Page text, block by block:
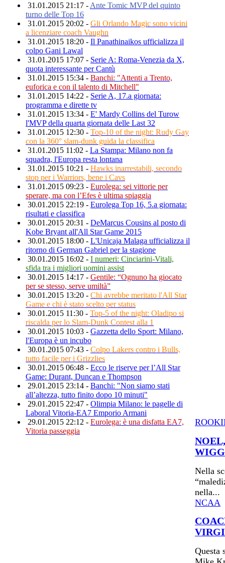
31.01.2015 21:17 - Ante Tomic MVP del quinto
turno delle Top 16
31.01.2015 20:02 - Gli Orlando Magic sono vicini
a licenziare coach Vaughn
31.01.2015 18:20 - Il Panathinaikos ufficializza il
colpo Gani Lawal
31.01.2015 17:07 - Serie A: Roma-Venezia da X,
quota interessante per Cantù
31.01.2015 15:34 - Banchi: "Attenti a Trento,
euforica e con il talento di Mitchell"
31.01.2015 14:22 - Serie A, 17.a giornata:
programma e dirette tv
31.01.2015 13:34 - E' Mardy Collins del Turow
l'MVP della quarta giornata delle Last 32
31.01.2015 12:30 - Top-10 of the night: Rudy Gay
con la 360° slam-dunk guida la classifica
31.01.2015 11:02 - La Stampa: Milano non fa
squadra, l'Europa resta lontana
31.01.2015 10:21 - Hawks inarrestabili, secondo
stop per i Warriors, bene i Cavs
31.01.2015 09:23 - Eurolega: sei vittorie per
sperare, ma con l’Efes è ultima spiaggia
30.01.2015 22:19 - Eurolega Top 16, 5.a giornata:
risultati e classifica
30.01.2015 20:31 - DeMarcus Cousins al posto di
Kobe Bryant all'All Star Game 2015
30.01.2015 18:00 - L'Unicaja Malaga ufficializza il
ritorno di German Gabriel per la stagione
30.01.2015 16:02 - I numeri: Cinciarini-Vitali,
sfida tra i migliori uomini assist
30.01.2015 14:17 - Gentile: “Ognuno ha giocato
per se stesso, serve umiltà”
30.01.2015 13:20 - Chi avrebbe meritato l'All Star
Game e chi è stato scelto per status
30.01.2015 11:30 - Top-5 of the night: Oladipo si
riscalda per lo Slam-Dunk Contest alla 1
30.01.2015 10:03 - Gazzetta dello Sport: Milano,
l'Europa è un incubo
30.01.2015 07:43 - Colpo Lakers contro i Bulls,
tutto facile per i Grizzlies
30.01.2015 06:48 - Ecco le riserve per l’All Star
Game: Durant, Duncan e Thompson
29.01.2015 23:14 - Banchi: "Non siamo stati
all’altezza, tutto finito dopo 10 minuti"
29.01.2015 22:47 - Olimpia Milano: le pagelle di
Laboral Vitoria-EA7 Emporio Armani
29.01.2015 22:12 - Eurolega: è una disfatta EA7,
Vitoria passeggia
Nella
nella...
NCAA
Questa